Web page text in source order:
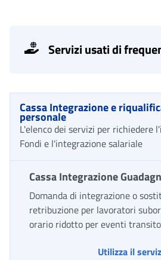
Cassa Integrazione e
personale
L'elenco dei servizi per richiedere
Fondi e l'integrazione salariale
Cassa Integrazione
Domanda di integrazione o
retribuzione per lavoratori
orario ridotto per eventi
Utilizza il
Servizi usati di